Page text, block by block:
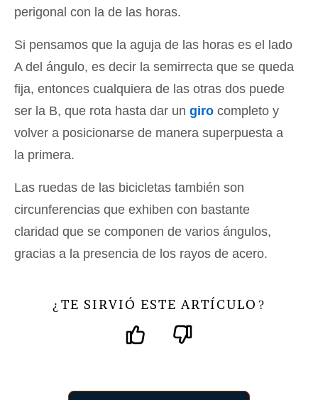
perigonal con la de las horas.
Si pensamos que la aguja de las horas es el lado
A del ángulo, es decir la semirrecta que se queda
fija, entonces cualquiera de las otras dos puede
ser la B, que rota hasta dar un giro completo y
volver a posicionarse de manera superpuesta a
la primera.
Las ruedas de las bicicletas también son
circunferencias que exhiben con bastante
claridad que se componen de varios ángulos,
gracias a la presencia de los rayos de acero.
¿ TE SIRVIÓ ESTE ARTÍCULO ?